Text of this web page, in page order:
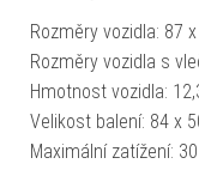
Rozměry vozidla: 87
Rozměry vozidla s
Hmotnost vozidla:
Velikost balení: 84 x
Maximální zatížení: